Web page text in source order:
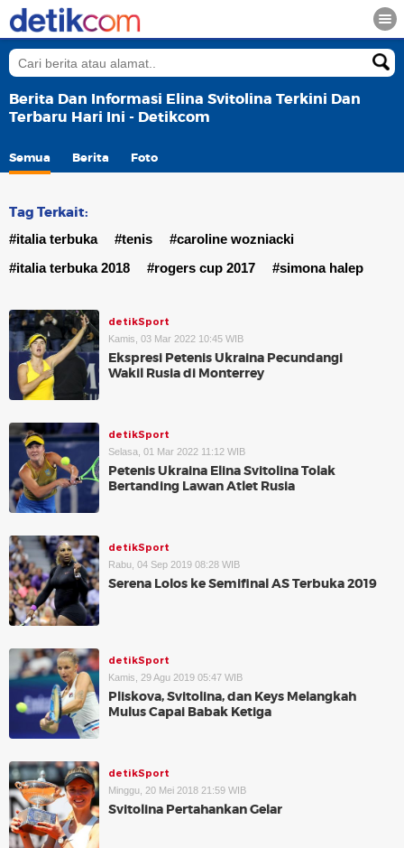
Berita Dan Informasi Elina Svitolina Terkini Dan
Terbaru Hari Ini - Detikcom
Semua Berita Foto
Tag Terkait:
#italia terbuka #tenis
#caroline wozniacki
#italia terbuka 2018
#rogers cup 2017 #simona halep
detikSport
Kamis, 03 Mar 2022 10:45 WIB
Ekspresi Petenis Ukraina Pecundangi
Wakil Rusia di Monterrey
detikSport
Selasa, 01 Mar 2022 11:12 WIB
Petenis Ukraina Elina Svitolina Tolak
Bertanding Lawan Atlet Rusia
detikSport
Rabu, 04 Sep 2019 08:28 WIB
Serena Lolos ke Semifinal AS Terbuka 2019
detikSport
Kamis, 29 Agu 2019 05:47 WIB
Pliskova, Svitolina, dan Keys Melangkah
Mulus Capai Babak Ketiga
detikSport
Minggu, 20 Mei 2018 21:59 WIB
Svitolina Pertahankan Gelar